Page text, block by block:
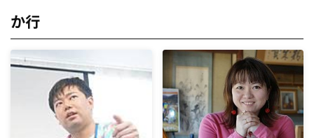
フィカル分析サービス
「whotwi」を運営しています。
か行